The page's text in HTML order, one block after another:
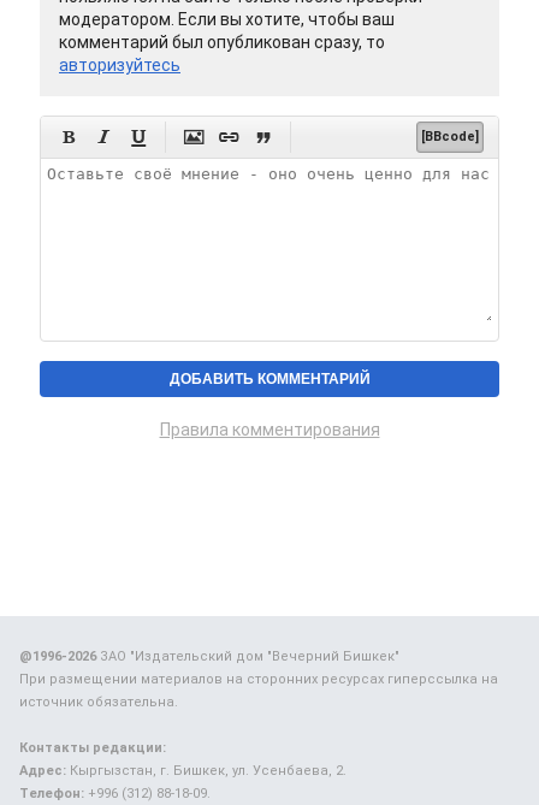
модератором. Если вы хотите, чтобы ваш
комментарий был опубликован сразу, то
авторизуйтесь
      [BBcode]
Правила комментирования
@1996-2026ЗАО "Издательский дом "Вечерний Бишкек"
При размещении материалов на сторонних ресурсах гиперссылка на
источник обязательна.
Контакты редакции:
Адрес: Кыргызстан, г. Бишкек, ул. Усенбаева, 2.
Телефон: +996 (312) 88-18-09.